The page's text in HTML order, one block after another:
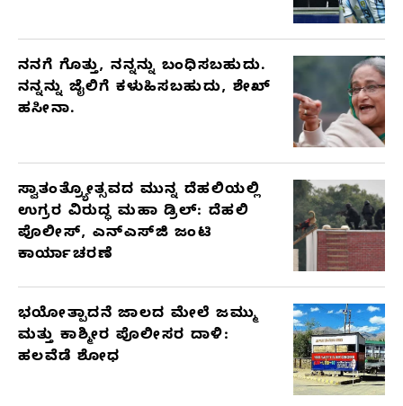
ನನಗೆ ಗೊತ್ತು, ನನ್ನನ್ನು ಬಂಧಿಸಬಹುದು.
ನನ್ನನ್ನು ಜೈಲಿಗೆ ಕಳುಹಿಸಬಹುದು, ಶೇಖ್
ಹಸೀನಾ.
ಸ್ವಾತಂತ್ರ್ಯೋತ್ಸವದ ಮುನ್ನ ದೆಹಲಿಯಲ್ಲಿ
ಉಗ್ರರ ವಿರುದ್ಧ ಮಹಾ ಡ್ರಿಲ್: ದೆಹಲಿ
ಪೊಲೀಸ್, ಎನ್‌ಎಸ್‌ಜಿ ಜಂಟಿ
ಕಾರ್ಯಾಚರಣೆ
ಭಯೋತ್ಪಾದನೆ ಜಾಲದ ಮೇಲೆ ಜಮ್ಮು
ಮತ್ತು ಕಾಶ್ಮೀರ ಪೊಲೀಸರ ದಾಳಿ:
ಹಲವೆಡೆ ಶೋಧ